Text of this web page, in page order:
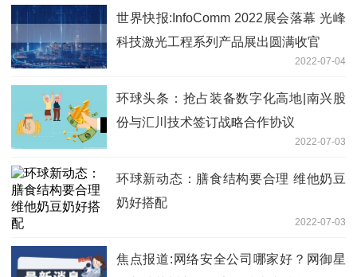
世界快报:InfoComm 2022展会落幕 光峰
科技激光工程系列产品展出圆满收官
2022-07-04
环球头条：抢占装备数字化高地|南兴股
份与汇川技术签订战略合作协议
2022-07-03
环球新动态：膳食结构要合理 维他奶豆
奶好搭配
2022-07-03
焦点报道:网络安全公司哪家好？网御星